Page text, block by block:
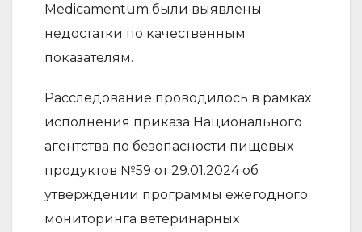
Medicamentum были выявлены
недостатки по качественным
показателям.
Расследование проводилось в рамках
исполнения приказа Национального
агентства по безопасности пищевых
продуктов №59 от 29.01.2024 об
утверждении программы ежегодного
мониторинга ветеринарных